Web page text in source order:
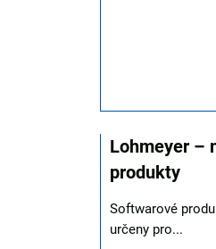
Lohmeyer –
produkty
Softwarové
určeny pro...